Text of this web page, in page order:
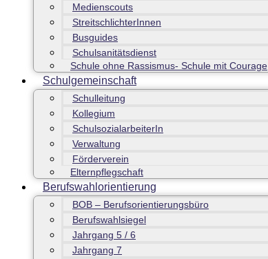
Medienscouts
StreitschlichterInnen
Busguides
Schulsanitätsdienst
Schule ohne Rassismus- Schule mit Courage
Schulgemeinschaft
Schulleitung
Kollegium
SchulsozialarbeiterIn
Verwaltung
Förderverein
Elternpflegschaft
Berufswahlorientierung
BOB – Berufsorientierungsbüro
Berufswahlsiegel
Jahrgang 5 / 6
Jahrgang 7